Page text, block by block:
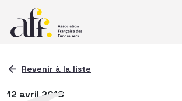
Revenir à la liste
12 avril 2018